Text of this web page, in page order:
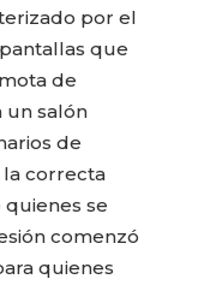
por el
que
de
un salón
de
la correcta
se
comenzó
quienes